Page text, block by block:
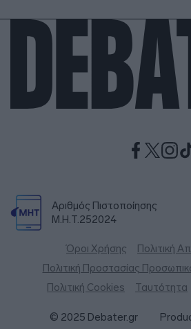
Αριθμός Πιστοποίησης
Μ.Η.Τ.252024
Όροι Χρήσης
Πολιτική
Πολιτική Προστασίας
Πολιτική Cookies
Ταυτότητα
© 2025 Debater.gr